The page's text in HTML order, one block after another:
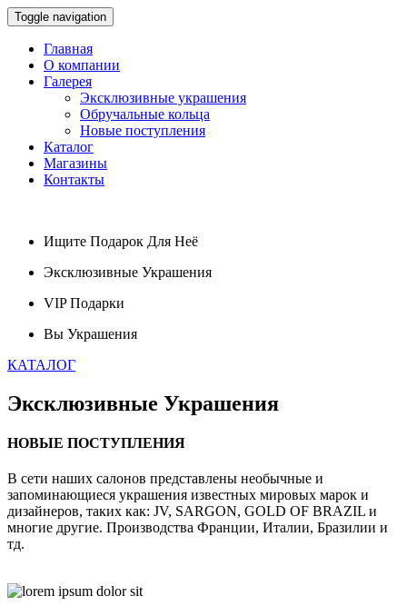
Toggle navigation
Главная
О компании
Галерея
Эксклюзивные украшения
Обручальные кольца
Новые поступления
Каталог
Магазины
Контакты
Ищите Подарок Для Неё
Эксклюзивные Украшения
VIPПодарки
Вы Украшения
КАТАЛОГ
Эксклюзивные Украшения
НОВЫЕ ПОСТУПЛЕНИЯ
В сети наших салонов представлены необычные и
запоминающиеся украшения известных мировых марок и
дизайнеров, таких как: JV, SARGON, GOLD OF BRAZIL и
многие другие. Производства Франции, Италии, Бразилии и
тд.